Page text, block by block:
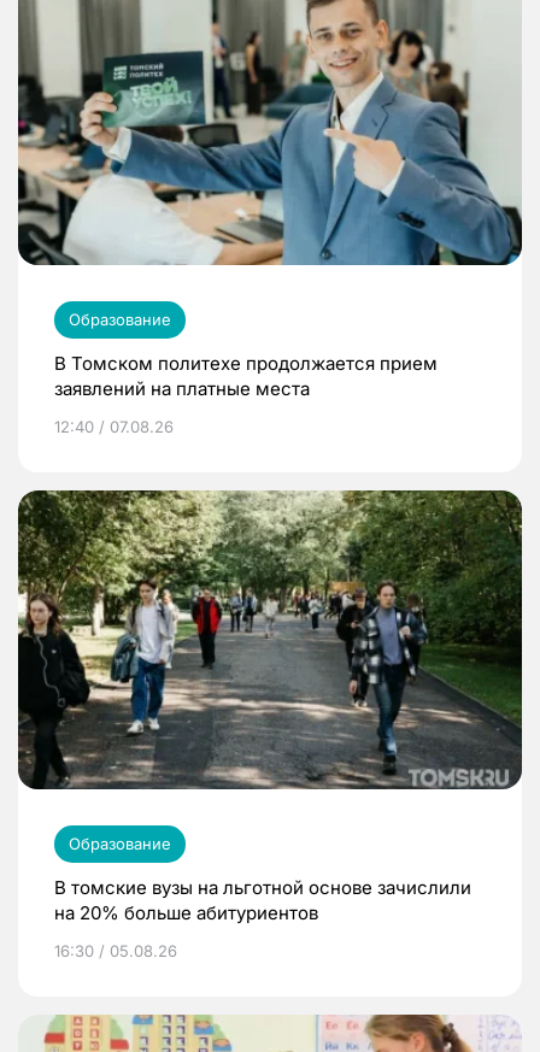
Образование
В Томском политехе продолжается прием
заявлений на платные места
12:40 / 07.08.26
Образование
В томские вузы на льготной основе зачислили
на 20% больше абитуриентов
16:30 / 05.08.26